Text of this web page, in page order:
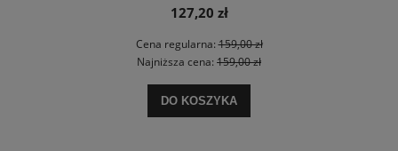
127,20 zł
Cena regularna:159,00 zł
Najniższa cena: 159,00 zł
DO KOSZYKA